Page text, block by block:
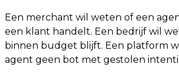
Een merchant wil weten of een
een klant handelt. Een bedrijf wil
binnen budget blijft. Een platform
agent geen bot met gestolen